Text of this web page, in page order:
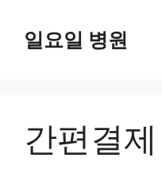
일요일 병원
간편결제